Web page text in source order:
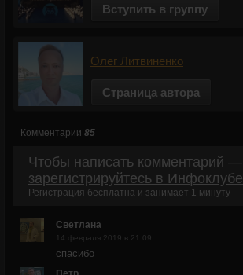
Вступить в группу
Олег Литвиненко
Страница автора
Комментарии 85
Чтобы написать комментарий —
зарегистрируйтесь в Инфоклубе
Регистрация бесплатна и занимает 1 минуту
Светлана
14 февраля 2019 в 21:09
спасибо